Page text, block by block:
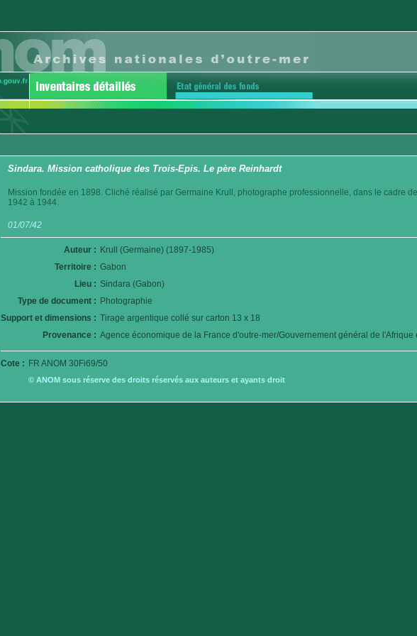
Sindara. Mission catholique des Trois-Epis. Le père Reinhardt
Mission fondée en 1898. Cliché réalisé par Germaine Krull, photographe professionnelle, dans le cadre
1942 à 1944.
01/07/42
Auteur : Krull (Germaine) (1897-1985)
Territoire : Gabon
Lieu : Sindara (Gabon)
Type de document : Photographie
Support et dimensions : Tirage argentique collé sur carton 13 x 18
Provenance : Agence économique de la France d'outre-mer/Gouvernement général de l'Afrique
Cote : FR ANOM 30Fi69/50
© ANOM sous réserve des droits réservés aux auteurs et ayants droit